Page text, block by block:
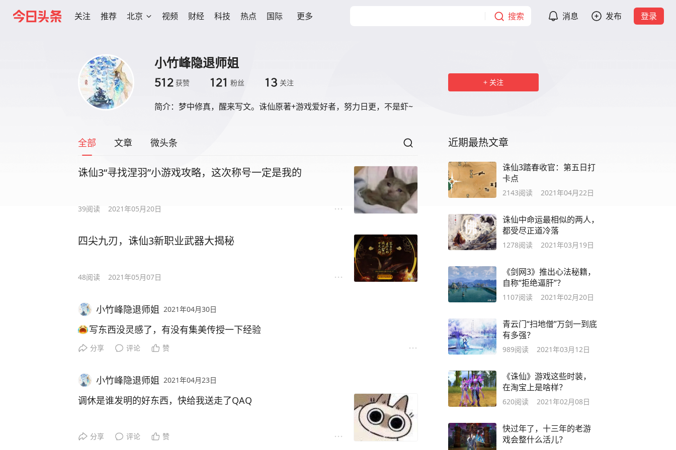
关注 推荐 北京 视频 财经 科技 热点 国际 更多 搜索 消息 发布 登录
小竹峰隐退师姐
512 获赞 121 粉丝 13 关注
简介： 梦中修真，醒来写文。诛仙原著+游戏爱好者，努力日更，不是虾~
关注
全部 文章 微头条
诛仙3“寻找涅羽”小游戏攻略，这次称号一定是我的
39阅读 2021年05月20日
四尖九刃，诛仙3新职业武器大揭秘
48阅读 2021年05月07日
小竹峰隐退师姐 2021年04月30日
写东西没灵感了，有没有集美传授一下经验
分享 评论 赞
小竹峰隐退师姐 2021年04月23日
调休是谁发明的好东西，快给我送走了QAQ
分享 评论 赞
近期最热文章
诛仙3踏春收官：第五日打
卡点
2143阅读 2021年04月22日
诛仙中命运最相似的两人，
都受尽正道冷落
1278阅读 2021年03月19日
《剑网3》推出心法秘籍，
自称“拒绝逼肝”？
1107阅读 2021年02月20日
青云门“扫地僧”万剑一到底
有多强？
989阅读 2021年03月12日
《诛仙》游戏这些时装，
在淘宝上是啥样？
620阅读 2021年02月08日
快过年了，十三年的老游
戏会整什么活儿？